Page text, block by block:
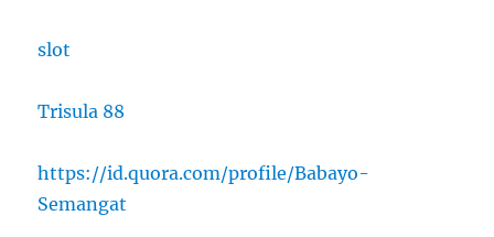
slot
Trisula 88
https://id.quora.com/profile/Babayo-
Semangat